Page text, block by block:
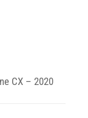
CX – 2020